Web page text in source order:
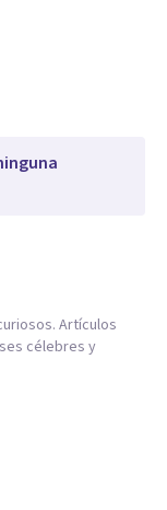
Artículos
célebres y